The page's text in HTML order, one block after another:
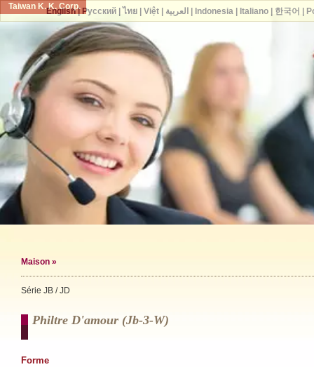
Taiwan K. K. Corp.
Maison »
Série JB / JD
Philtre D'amour (jb-3-W)
Forme
English| Русский| ไทย| Việt| العربية Indonesia| Italiano| 한국어